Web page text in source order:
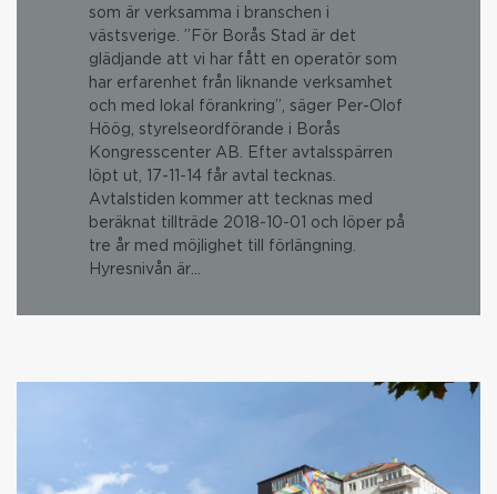
som är verksamma i branschen i
västsverige. ”För Borås Stad är det
glädjande att vi har fått en operatör som
har erfarenhet från liknande verksamhet
och med lokal förankring”, säger Per-Olof
Höög, styrelseordförande i Borås
Kongresscenter AB. Efter avtalsspärren
löpt ut, 17-11-14 får avtal tecknas.
Avtalstiden kommer att tecknas med
beräknat tillträde 2018-10-01 och löper på
tre år med möjlighet till förlängning.
Hyresnivån är…